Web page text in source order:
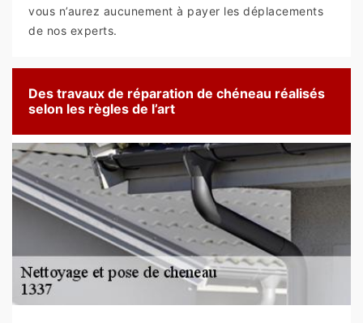
vous n’aurez aucunement à payer les déplacements
de nos experts.
Des travaux de réparation de chéneau réalisés
selon les règles de l’art